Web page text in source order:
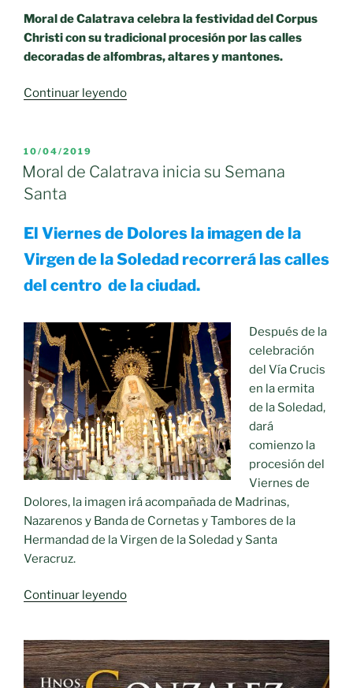
Moral de Calatrava celebra la festividad del Corpus
Christi con su tradicional procesión por las calles
decoradas de alfombras, altares y mantones.
Continuar leyendo«CORPUS
PUBLICADO
EL
10/04/2019
Moral de Calatrava inicia su Semana
Santa
El Viernes de Dolores la imagen de la
Virgen de la Soledad recorrerá las calles
del centro de la ciudad.
Después de la
celebración
del Vía Crucis
en la ermita
de la Soledad,
dará
comienzo la
procesión del
Viernes de
Dolores, la imagen irá acompañada de Madrinas,
Nazarenos y Banda de Cornetas y Tambores de la
Hermandad de la Virgen de la Soledad y Santa
Veracruz.
Continuar leyendo«Moral
inicia
su